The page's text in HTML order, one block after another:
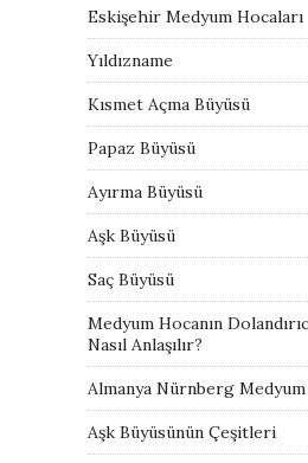
Eskişehir Medyum Hocaları
Yıldızname
Kısmet Açma Büyüsü
Papaz Büyüsü
Ayırma Büyüsü
Aşk Büyüsü
Saç Büyüsü
Medyum Hocanın
Nasıl Anlaşılır?
Almanya Nürnberg
Aşk Büyüsünün Çeşitleri